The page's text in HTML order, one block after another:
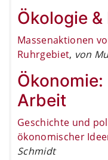
Ökologie &
Massenaktionen
Ruhrgebiet, von
Ökonomie:
Arbeit
Geschichte und
ökonomischer
Schmidt